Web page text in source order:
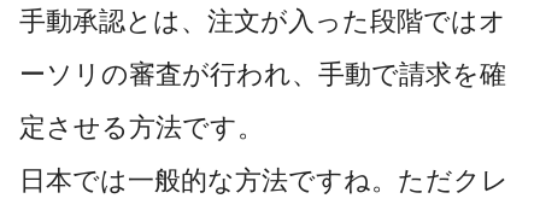
手動承認とは、注文が入った段階ではオ
ーソリの審査が行われ、手動で請求を確
定させる方法です。
日本では一般的な方法ですね。ただクレ